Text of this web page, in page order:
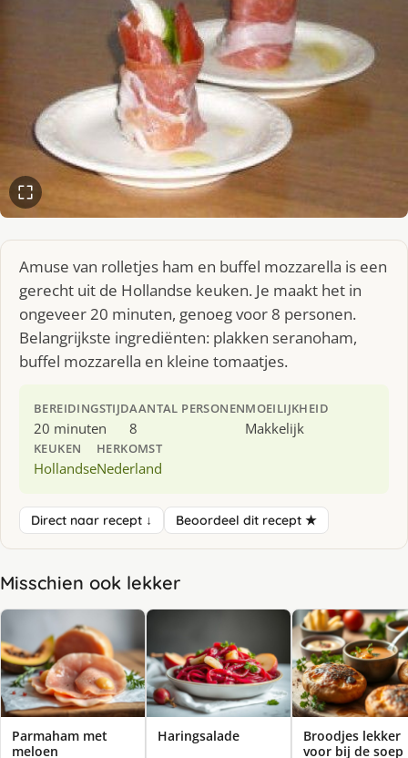
Amuse van rolletjes ham en buffel mozzarella is een
gerecht uit de Hollandse keuken. Je maakt het in
ongeveer 20 minuten, genoeg voor 8 personen.
Belangrijkste ingrediënten: plakken seranoham,
buffel mozzarella en kleine tomaatjes.
BEREIDINGSTIJD
20 minuten
AANTAL PERSONEN
8
MOEILIJKHEID
Makkelijk
KEUKEN
Hollandse
HERKOMST
Nederland
Direct naar recept ↓ Beoordeel dit recept ★
Misschien ook lekker
Parmaham met
meloen
Haringsalade
Broodjes lekker
voor bij de soep